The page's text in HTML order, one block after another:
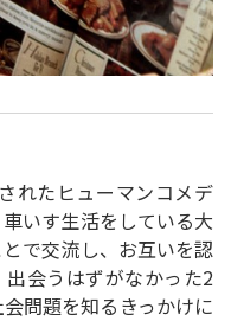
れたヒューマンコメデ
いす生活をしている大
で交流し、お互いを認
会うはずがなかった2
問題を知るきっかけに